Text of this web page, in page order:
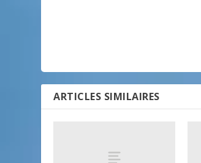
ARTICLES SIMILAIRES